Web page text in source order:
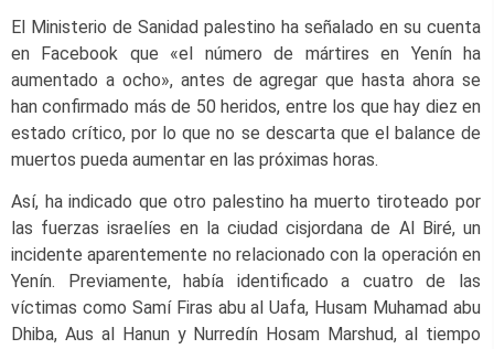
El Ministerio de Sanidad palestino ha señalado en su cuenta
en Facebook que «el número de mártires en Yenín ha
aumentado a ocho», antes de agregar que hasta ahora se
han confirmado más de 50 heridos, entre los que hay diez en
estado crítico, por lo que no se descarta que el balance de
muertos pueda aumentar en las próximas horas.
Así, ha indicado que otro palestino ha muerto tiroteado por
las fuerzas israelíes en la ciudad cisjordana de Al Biré, un
incidente aparentemente no relacionado con la operación en
Yenín. Previamente, había identificado a cuatro de las
víctimas como Samí Firas abu al Uafa, Husam Muhamad abu
Dhiba, Aus al Hanun y Nurredín Hosam Marshud, al tiempo